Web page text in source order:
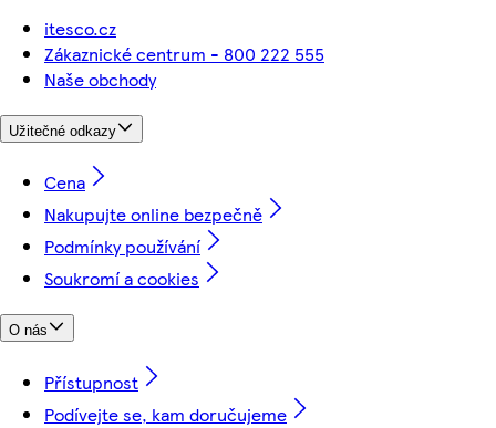
itesco.cz
Zákaznické centrum - 800 222 555
Naše obchody
Užitečné odkazy
Cena
Nakupujte online bezpečně
Podmínky používání
Soukromí a cookies
O nás
Přístupnost
Podívejte se, kam doručujeme